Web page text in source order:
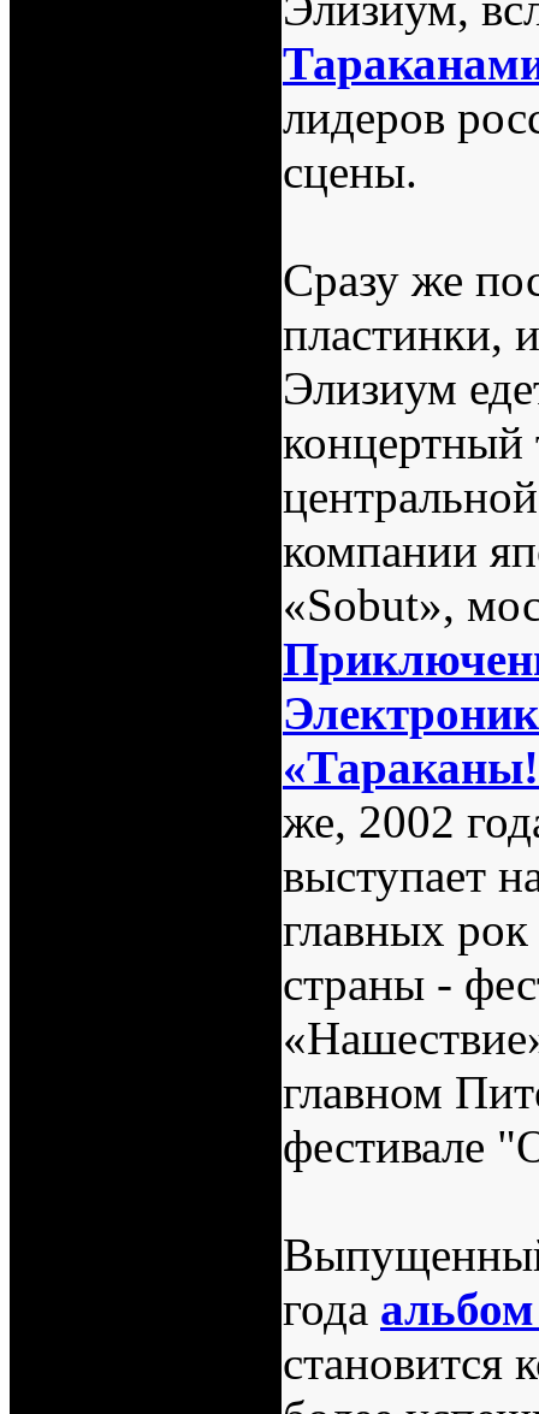
лидеров
сцены.
Сразу же
пластинки,
Элизиум
концертный
компании
«Sobut»,
же, 2002
выступает
главных
страны -
главном
фестивале
года
становится